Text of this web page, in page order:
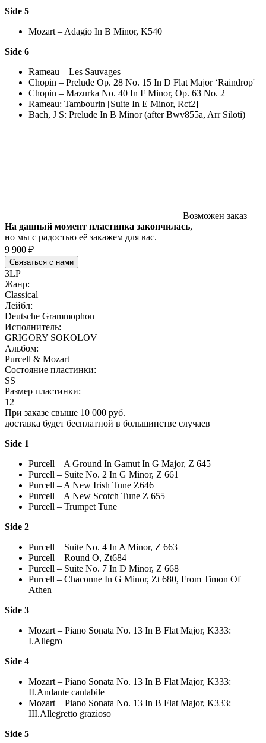
Side 5
Mozart – Adagio In B Minor, K540
Side 6
Rameau – Les Sauvages
Chopin – Prelude Op. 28 No. 15 In D Flat Major ‘Raindrop'
Chopin – Mazurka No. 40 In F Minor, Op. 63 No. 2
Rameau: Tambourin [Suite In E Minor, Rct2]
Bach, J S: Prelude In B Minor (after Bwv855a, Arr Siloti)
Возможен заказ
На данный момент пластинка закончилась,
но мы с радостью её закажем для вас.
9 900 ₽
Связаться с нами
3LP
Жанр:
Classical
Лейбл:
Deutsche Grammophon
Исполнитель:
GRIGORY SOKOLOV
Альбом:
Purcell & Mozart
Состояние пластинки:
SS
Размер пластинки:
12
При заказе свыше 10 000 руб.
доставка будет бесплатной в большинстве случаев
Side 1
Purcell – A Ground In Gamut In G Major, Z 645
Purcell – Suite No. 2 In G Minor, Z 661
Purcell – A New Irish Tune Z646
Purcell – A New Scotch Tune Z 655
Purcell – Trumpet Tune
Side 2
Purcell – Suite No. 4 In A Minor, Z 663
Purcell – Round O, Zt684
Purcell – Suite No. 7 In D Minor, Z 668
Purcell – Chaconne In G Minor, Zt 680, From Timon Of
Athen
Side 3
Mozart – Piano Sonata No. 13 In B Flat Major, K333:
I.Allegro
Side 4
Mozart – Piano Sonata No. 13 In B Flat Major, K333:
II.Andante cantabile
Mozart – Piano Sonata No. 13 In B Flat Major, K333:
III.Allegretto grazioso
Side 5